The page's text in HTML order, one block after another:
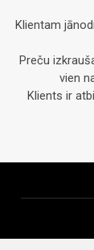
Klientam
Preču
vien
Klients ir